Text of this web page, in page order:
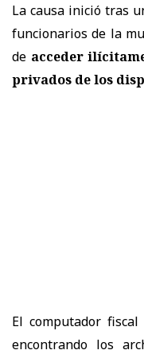
La causa inició tras
funcionarios de la
de acceder
privados de los
El computador
encontrando los